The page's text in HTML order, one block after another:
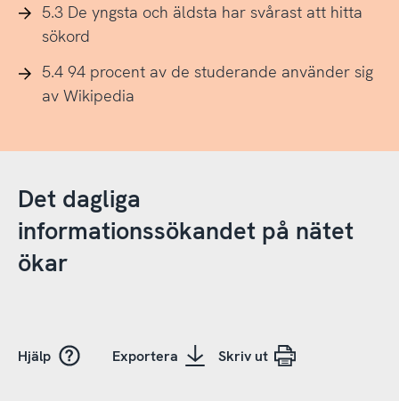
5.3 De yngsta och äldsta har svårast att hitta
sökord
5.4 94 procent av de studerande använder sig
av Wikipedia
Det dagliga
informationssökandet på nätet
ökar
Hjälp Exportera Skriv ut